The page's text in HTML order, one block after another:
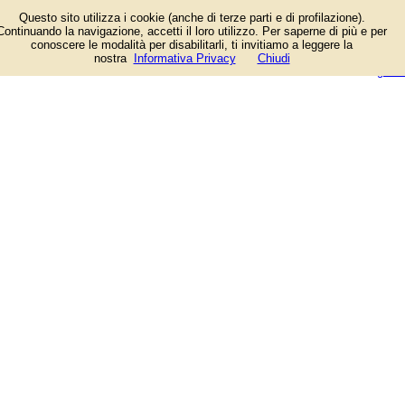
di telefono di Farmacia Moretti a
Roma, Via Fezzan, 16/18.
Categoria Farmacie.
Questo sito utilizza i cookie (anche di terze parti e di profilazione).
la navigazione, accetti il loro utilizzo. Per saperne di più e per
conoscere le modalità per disabilitarli, ti invitiamo a leggere la
nostra
Informativa Privacy Chiudi